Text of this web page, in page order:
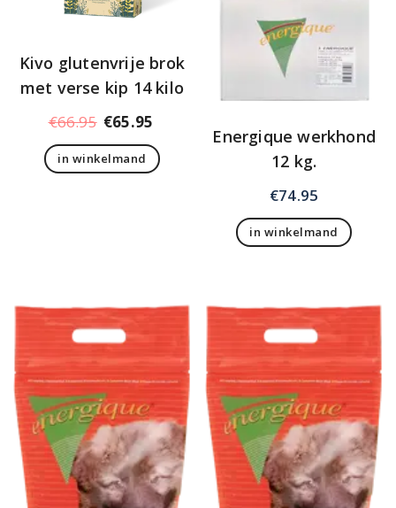
Kivo glutenvrije brok
met verse kip 14 kilo
€66.95 Oorspronkelijke
prijs
was:
€65.95
is:
in winkelmand
Energique werkhond
12 kg.
€74.95
in winkelmand